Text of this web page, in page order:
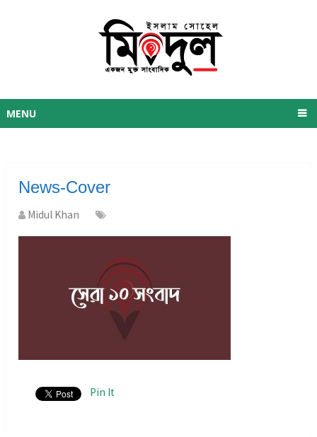
MENU
News-Cover
Midul Khan
Pin It